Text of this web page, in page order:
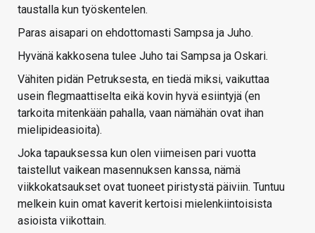
taustalla kun työskentelen.
Paras aisapari on ehdottomasti Sampsa ja Juho.
Hyvänä kakkosena tulee Juho tai Sampsa ja Oskari.
Vähiten pidän Petruksesta, en tiedä miksi, vaikuttaa
usein flegmaattiselta eikä kovin hyvä esiintyjä (en
tarkoita mitenkään pahalla, vaan nämähän ovat ihan
mielipideasioita).
Joka tapauksessa kun olen viimeisen pari vuotta
taistellut vaikean masennuksen kanssa, nämä
viikkokatsaukset ovat tuoneet piristystä päiviin. Tuntuu
melkein kuin omat kaverit kertoisi mielenkiintoisista
asioista viikottain.